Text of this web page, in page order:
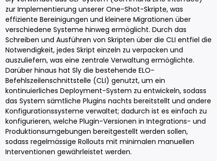
zur Implementierung unserer One-Shot-Skripte, was
effiziente Bereinigungen und kleinere Migrationen über
verschiedene Systeme hinweg ermöglicht. Durch das
Schreiben und Ausführen von Skripten über die CLI entfiel die
Notwendigkeit, jedes Skript einzeln zu verpacken und
auszuliefern, was eine zentrale Verwaltung ermöglichte.
Darüber hinaus hat Sly die bestehende ELO-
Befehlszeilenschnittstelle (CLI) genutzt, um ein
kontinuierliches Deployment-System zu entwickeln, sodass
das System sämtliche Plugins nachts bereitstellt und andere
Konfigurationssysteme verwaltet; dadurch ist es einfach zu
konfigurieren, welche Plugin-Versionen in Integrations- und
Produktionsumgebungen bereitgestellt werden sollen,
sodass regelmässige Rollouts mit minimalen manuellen
Interventionen gewährleistet werden.